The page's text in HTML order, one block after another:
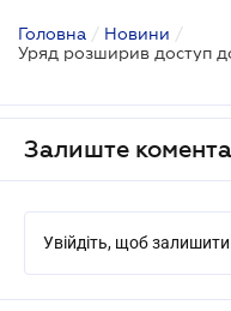
Головна / Новини /
Залиште
Увійдіть, щоб